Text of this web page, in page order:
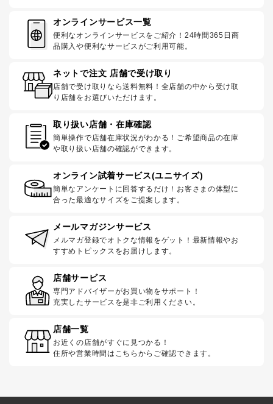
オンラインサービス一覧
便利なオンラインサービスをご紹介！24時間365日商
品購入や便利なサービスがご利用可能。
ネットで注文 店舗で受け取り
店舗で受け取りなら送料無料！全店舗の中から受け取
り店舗をお選びいただけます。
取り扱い店舗・在庫確認
簡単操作で店舗在庫状況がわかる！ご希望商品の在庫
や取り扱い店舗の確認ができます。
オンライン試着サービス(ユニサイズ)
簡単なアンケートに回答するだけ！お客さまの体型に
合った最適なサイズをご提案します。
メールマガジンサービス
メルマガ登録でオトクな情報をゲット！最新情報やお
すすめトピックスをお届けします。
店舗サービス
専門アドバイザーがお買い物をサポート！
充実したサービスを是非ご利用ください。
店舗一覧
お近くの店舗がすぐに見つかる！
住所や営業時間はこちらからご確認できます。